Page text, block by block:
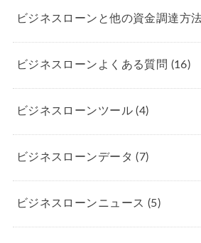
ビジネスローンと他の資金調達方
ビジネスローンよくある質問 (16)
ビジネスローンツール(4)
ビジネスローンデータ(7)
ビジネスローンニュース (5)